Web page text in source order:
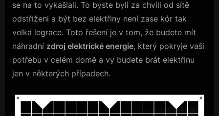
se na to vykašlali. To byste byli za chvíli od sítě
odstřiženi a být bez elektřiny není zase kór tak
velká legrace. Toto řešení je v tom, že budete mít
náhradní zdroj elektrické energie, který pokryje vaši
potřebu v celém domě a vy budete brát elektřinu
jen v některých případech.